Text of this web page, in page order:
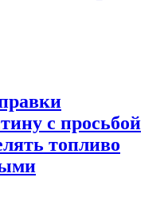
с просьбой
топливо